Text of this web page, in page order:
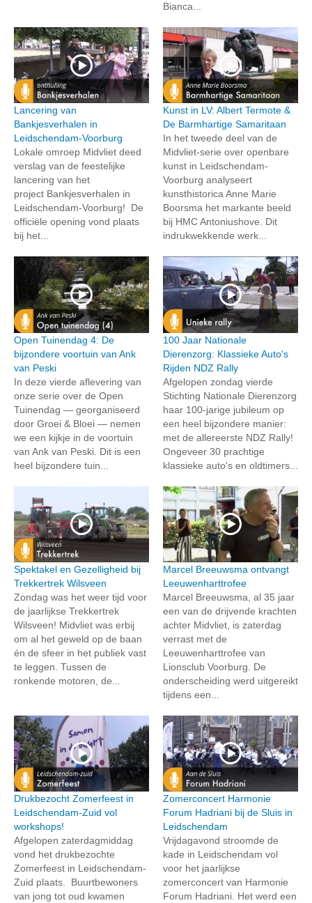
Bianca...
Lancering van
Bankjesverhalen in
Leidschendam-Voorburg
Lokale omroep Midvliet deed
verslag van de feestelijke
lancering van het
project Bankjesverhalen in
Leidschendam-Voorburg! De
officiële opening vond plaats
bij het...
Kunst in LV: Albert Termote &
De Barmhartige Samaritaan
In het tweede deel van de
Midvliet-serie over openbare
kunst in Leidschendam-
Voorburg analyseert
kunsthistorica Anne Marie
Boorsma het markante beeld
bij HMC Antoniushove. Dit
indrukwekkende werk...
Open Tuinendag 4: De
bijzondere voortuin van Ank
van Peski
In deze vierde aflevering van
onze serie over de Open
Tuinendag — georganiseerd
door Groei & Bloei — nemen
we een kijkje in de voortuin
van Ank van Peski. Dit is een
heel bijzondere tuin...
100 Jaar Nationale
Dierenzorg: Klassieke Auto's
Rijden NDZ Rally
Afgelopen zondag vierde
Stichting Nationale Dierenzorg
haar 100-jarige jubileum op
een heel bijzondere manier:
met de allereerste NDZ Rally!
Ongeveer 30 prachtige
klassieke auto's en oldtimers...
Spektakel en Gezelligheid bij
Trekkertrek Wilsveen
Zondag was het weer tijd voor
de jaarlijkse Trekkertrek
Wilsveen! Midvliet was erbij
om al het geweld op de baan
én de sfeer in het publiek vast
te leggen. Tussen de
ronkende motoren, de...
Marcel Breeuwsma ontvangt
Leeuwenharttrofee
Marcel Breeuwsma, al 35 jaar
een van de drijvende krachten
achter Midvliet, is zaterdag
verrast met de
Leeuwenharttrofee van
Lionsclub Voorburg. De
onderscheiding werd uitgereikt
tijdens een...
Drukbezocht Zomerfeest in
Leidschendam-Zuid vol
workshops!
Afgelopen zaterdagmiddag
vond het drukbezochte
Zomerfeest in Leidschendam-
Zuid plaats. Buurtbewoners
van jong tot oud kwamen
Zomerconcert Harmonie
Forum Hadriani bij de Sluis in
Leidschendam
Vrijdagavond stroomde de
kade in Leidschendam vol
voor het jaarlijkse
zomerconcert van Harmonie
Forum Hadriani. Het werd een